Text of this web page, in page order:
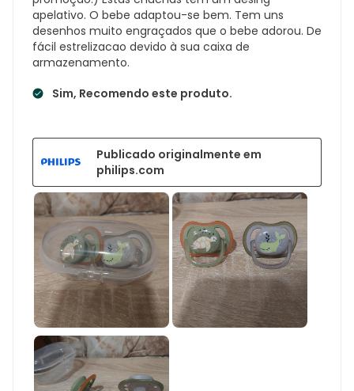
apelativo. O bebe adaptou-se bem. Tem uns
desenhos muito engraçados que o bebe adorou. De
fácil estrelizacao devido à sua caixa de
armazenamento.
Sim, Recomendo este produto.
Publicado originalmente em
philips.com